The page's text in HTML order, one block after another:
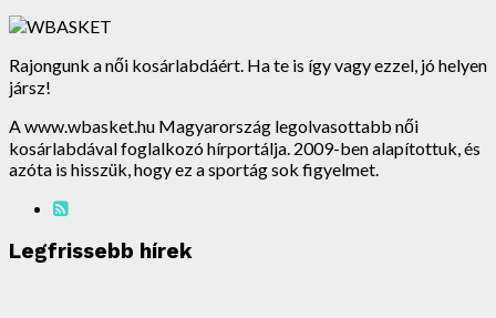
Rajongunk a női kosárlabdáért. Ha te is így vagy ezzel, jó helyen
jársz!
A www.wbasket.hu Magyarország legolvasottabb női
kosárlabdával foglalkozó hírportálja. 2009-ben alapítottuk, és
azóta is hisszük, hogy ez a sportág sok figyelmet.
Legfrissebb hírek